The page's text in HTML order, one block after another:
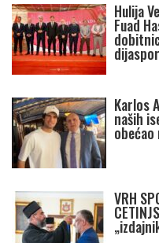
Hulija
Fuad
Karlos
naših
obećao
VRH